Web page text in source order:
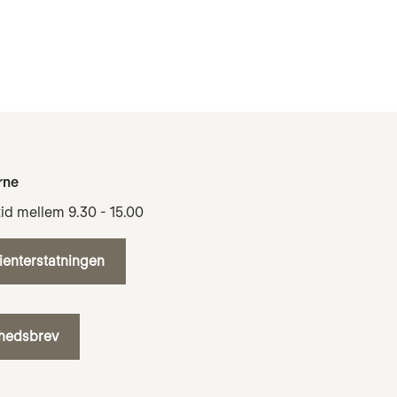
mellem 9.30 - 15.00